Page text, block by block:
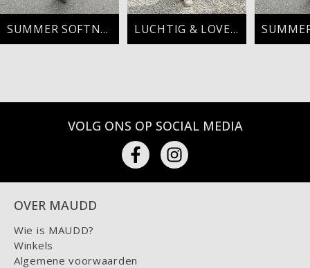
SUMMER SOFTNESS LUCHTIG & LOVELY
VOLG ONS OP SOCIAL MEDIA
OVER MAUDD
Wie is MAUDD?
Winkels
Algemene voorwaarden